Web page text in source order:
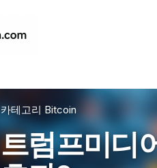
카테고리 Bitcoin
트럼프미디